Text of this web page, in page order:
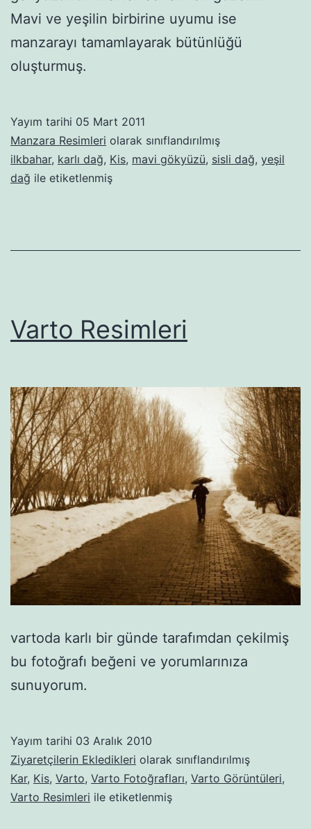
Mavi ve yeşilin birbirine uyumu ise
manzarayı tamamlayarak bütünlüğü
oluşturmuş.
Yayım tarihi 05 Mart 2011
Manzara Resimleri olarak sınıflandırılmış
ilkbahar, karlı dağ, Kis, mavi gökyüzü, sisli dağ, yeşil
dağ ile etiketlenmiş
Varto Resimleri
vartoda karlı bir günde tarafımdan çekilmiş
bu fotoğrafı beğeni ve yorumlarınıza
sunuyorum.
Yayım tarihi 03 Aralık 2010
Ziyaretçilerin Ekledikleri olarak sınıflandırılmış
Kar, Kis, Varto, Varto Fotoğrafları, Varto Görüntüleri,
Varto Resimleri ile etiketlenmiş